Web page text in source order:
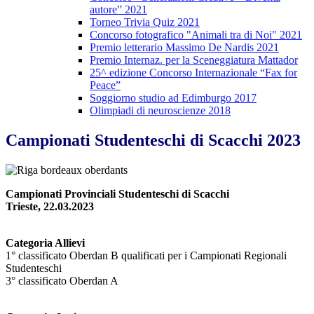
autore” 2021
Torneo Trivia Quiz 2021
Concorso fotografico "Animali tra di Noi" 2021
Premio letterario Massimo De Nardis 2021
Premio Internaz. per la Sceneggiatura Mattador
25^ edizione Concorso Internazionale “Fax for
Peace”
Soggiorno studio ad Edimburgo 2017
Olimpiadi di neuroscienze 2018
Campionati Studenteschi di Scacchi 2023
Campionati Provinciali Studenteschi di Scacchi
Trieste, 22.03.2023
Categoria Allievi
1° classificato Oberdan B qualificati per i Campionati Regionali
Studenteschi
3° classificato Oberdan A